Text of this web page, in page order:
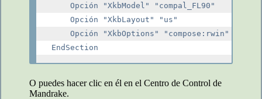
    Opción "XkbModel" "compal_FL90"
    Opción "XkbLayout" "us"
    Opción "XkbOptions" "compose:rwin"
O puedes hacer clic en él en el Centro de Control de
Mandrake.